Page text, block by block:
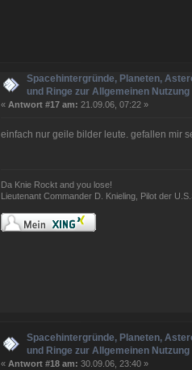
Spacehintergründe, Planeten,
und Ringe zur Allgemeinen
« Antwort #17 am: 21.09.06, 07:22 »
einfach nur geile bilder leute. gefallen mir
Da Knie Rockt and you lose!
Lieutenant Commander D. Knieling, Pilot der
Spacehintergründe, Planeten,
und Ringe zur Allgemeinen
« Antwort #18 am: 30.09.06, 23:40 »